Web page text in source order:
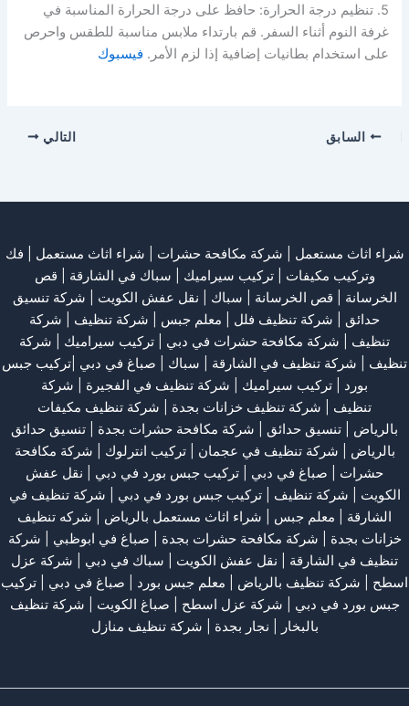
5. تنظيم درجة الحرارة: حافظ على درجة الحرارة المناسبة في
غرفة النوم أثناء السفر. قم بارتداء ملابس مناسبة للطقس واحرص
على استخدام بطانيات إضافية إذا لزم الأمر. فيسبوك
السابق التالي
شراء اثاث مستعمل شركة مكافحة حشرات شراء اثاث مستعمل
فك
وتركيب مكيفات | تركيب سيراميك | سباك في الشارقة
قص
الخرسانة | قص الخرسانة | سباك نقل عفش الكويت
شركة تنسيق
حدائق
شركة تنظيف فلل معلم جبس شركة تنظيف
شركة
تنظيف
شركة مكافحة حشرات في دبي تركيب سيراميك
شركة
تنظيف
شركة تنظيف في الشارقة | سباك | صباغ في دبي |تركيب جبس
بورد | تركيب سيراميك شركة تنظيف في الفجيرة
شركة
تنظيف
شركة تنظيف خزانات بجدة
شركة تنظيف مكيفات
بالرياض
تنسيق حدائق شركة مكافحة حشرات بجدة
تنسيق حدائق
بالرياض
شركة تنظيف في عجمان | تركيب انترلوك | شركة مكافحة
حشرات
صباغ في دبي تركيب جبس بورد في دبي
نقل عفش
الكويت
شركة تنظيف |تركيب جبس بورد في دبي
شركة تنظيف في
الشارقة
معلم جبس شراء اثاث مستعمل بالرياض
شركه تنظيف
خزانات بجدة
شركة مكافحة حشرات بجدة صباغ في ابوظبي
شركة
تنظيف في الشارقة
نقل عفش الكويت | سباك في دبي | شركة عزل
اسطح
شركة تنظيف بالرياض معلم جبس بورد صباغ في دبي
تركيب
جبس بورد في دبي
شركة عزل اسطح صباغ الكويت
شركة تنظيف
بالبخار
نجار بجدة شركة تنظيف منازل